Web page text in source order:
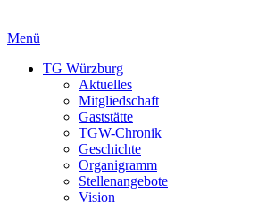
Menü
TG Würzburg
Aktuelles
Mitgliedschaft
Gaststätte
TGW-Chronik
Geschichte
Organigramm
Stellenangebote
Vision